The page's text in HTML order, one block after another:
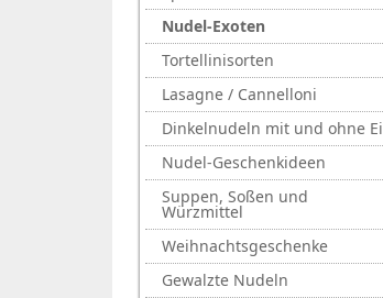
Nudel-Exoten
Tortellinisorten
Lasagne / Cannelloni
Dinkelnudeln mit und ohne Ei
Nudel-Geschenkideen
Suppen, Soßen und
Würzmittel
Weihnachtsgeschenke
Gewalzte Nudeln